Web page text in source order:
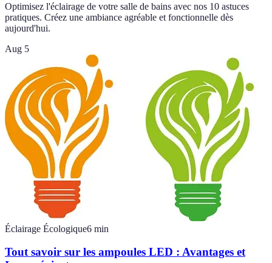
Optimisez l'éclairage de votre salle de bains avec nos 10 astuces
pratiques. Créez une ambiance agréable et fonctionnelle dès
aujourd'hui.
Aug 5
Éclairage Écologique6 min
Tout savoir sur les ampoules LED : Avantages et